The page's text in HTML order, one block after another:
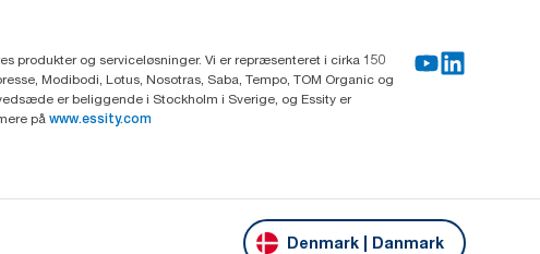
produkter og serviceløsninger. Vi er repræsenteret i cirka 150
Modibodi, Lotus, Nosotras, Saba, Tempo, TOM Organic og
er beliggende i Stockholm i Sverige, og Essity er
på www.essity.com
Denmark | Danmark